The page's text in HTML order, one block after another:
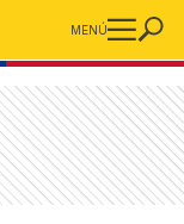
MENÚ